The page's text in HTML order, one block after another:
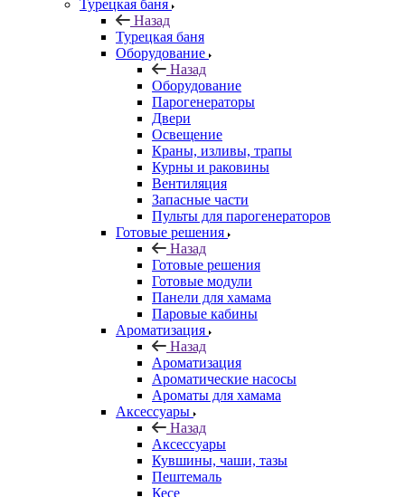
Турецкая баня
Назад
Турецкая баня
Оборудование
Назад
Оборудование
Парогенераторы
Двери
Освещение
Краны, изливы, трапы
Курны и раковины
Вентиляция
Запасные части
Пульты для парогенераторов
Готовые решения
Назад
Готовые решения
Готовые модули
Панели для хамама
Паровые кабины
Ароматизация
Назад
Ароматизация
Ароматические насосы
Ароматы для хамама
Аксессуары
Назад
Аксессуары
Кувшины, чаши, тазы
Пештемаль
Кесе